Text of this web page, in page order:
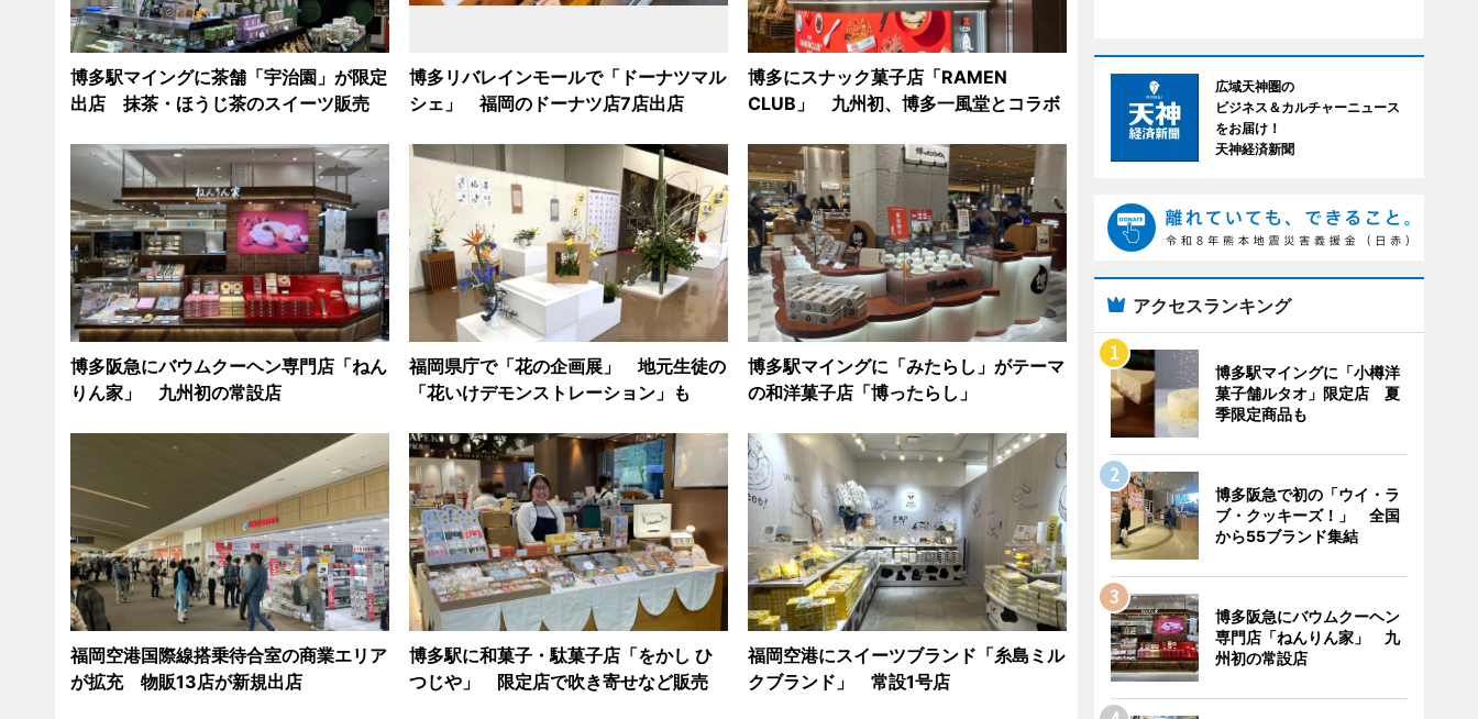
博多駅マイングに茶舗「宇治園」が限定
出店 抹茶・ほうじ茶のスイーツ販売
博多リバレインモールで「ドーナツマル
シェ」 福岡のドーナツ店7店出店
博多にスナック菓子店「RAMEN
CLUB」 九州初、博多一風堂とコラボ
博多阪急にバウムクーヘン専門店「ねん
りん家」 九州初の常設店
福岡県庁で「花の企画展」 地元生徒の
「花いけデモンストレーション」も
博多駅マイングに「みたらし」がテーマ
の和洋菓子店「博ったらし」
福岡空港国際線搭乗待合室の商業エリア
が拡充 物販13店が新規出店
博多駅に和菓子・駄菓子店「をかし ひ
つじや」 限定店で吹き寄せなど販売
福岡空港にスイーツブランド「糸島ミル
クブランド」 常設1号店
広域天神圏の
ビジネス＆カルチャーニュース
をお届け！
天神経済新聞
アクセスランキング
博多駅マイングに「小樽洋
菓子舗ルタオ」限定店 夏
季限定商品も
博多阪急で初の「ウイ・ラ
ブ・クッキーズ！」 全国
から55ブランド集結
博多阪急にバウムクーヘン
専門店「ねんりん家」 九
州初の常設店